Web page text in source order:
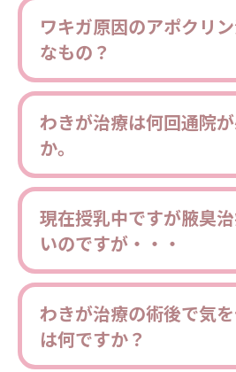
ワキガ原因のアポクリ
なもの？
わきが治療は何回通院
か。
現在授乳中ですが腋臭
いのですが・・・
わきが治療の術後で気
は何ですか？